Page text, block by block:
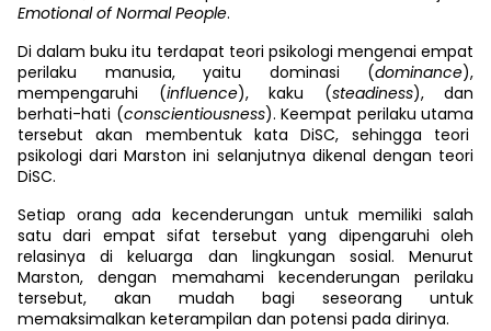
Emotional of Normal People.
Di dalam buku itu terdapat teori psikologi mengenai empat
perilaku manusia, yaitu dominasi (dominance),
mempengaruhi (influence), kaku (steadiness), dan
berhati-hati (conscientiousness). Keempat perilaku utama
tersebut akan membentuk kata DiSC, sehingga teori
psikologi dari Marston ini selanjutnya dikenal dengan teori
DiSC.
Setiap orang ada kecenderungan untuk memiliki salah
satu dari empat sifat tersebut yang dipengaruhi oleh
relasinya di keluarga dan lingkungan sosial. Menurut
Marston, dengan memahami kecenderungan perilaku
tersebut, akan mudah bagi seseorang untuk
memaksimalkan keterampilan dan potensi pada dirinya.